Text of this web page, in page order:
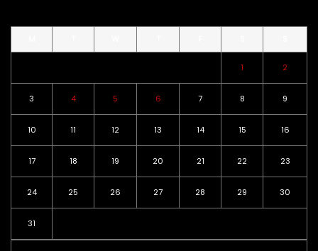
1 2
3 4 5 6 7 8 9
10 11 12 13 14 15 16
17 18 19 20 21 22 23
24 25 26 27 28 29 30
31